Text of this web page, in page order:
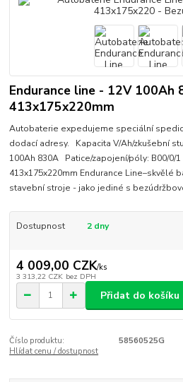
Endurance line - 12V 100Ah
413x175x220mm
Autobaterie expedujeme speciální
dodací adresy. Kapacita V/Ah/zkušební
100Ah 830A Patice/zapojení/póly: B00/0/
413x175x220mm Endurance Line–skvělé
stavební stroje - jako jediné s
Dostupnost 2 dny
4 009,00 CZK/ks
3 313,22 CZK bez DPH
Přidat do košíku
Číslo produktu:
58560525G
Hlídat cenu / dostupnost